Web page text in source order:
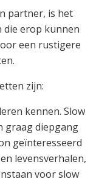
partner, is het
die erop kunnen
een rustigere
zijn:
kennen. Slow
graag diepgang
geïnteresseerd
levensverhalen,
voor slow